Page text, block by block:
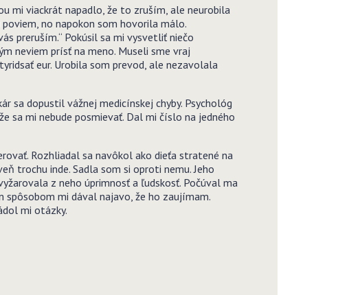
mi viackrát napadlo, že to zruším, ale neurobila
no napokon som hovorila málo.
preruším.“ Pokúsil sa mi vysvetliť niečo
neviem prísť na meno. Museli sme vraj
eur. Urobila som prevod, ale nezavolala
sa dopustil vážnej medicínskej chyby. Psychológ
sa mi nebude posmievať. Dal mi číslo na jedného
Rozhliadal sa navôkol ako dieťa stratené na
trochu inde. Sadla som si oproti nemu. Jeho
z neho úprimnosť a ľudskosť. Počúval ma
mi dával najavo, že ho zaujímam.
mi otázky.